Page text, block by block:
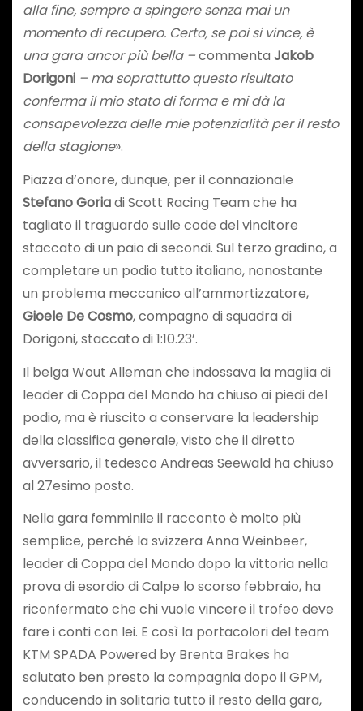
alla fine, sempre a spingere senza mai un
momento di recupero. Certo, se poi si vince, è
una gara ancor più bella –commenta Jakob
Dorigoni – ma soprattutto questo risultato
conferma il mio stato di forma e mi dà la
consapevolezza delle mie potenzialità per il resto
della stagione».
Piazza d’onore, dunque, per il connazionale
Stefano Goriadi Scott Racing Team che ha
tagliato il traguardo sulle code del vincitore
staccato di un paio di secondi. Sul terzo gradino, a
completare un podio tutto italiano, nonostante
un problema meccanico all’ammortizzatore,
Gioele De Cosmo, compagno di squadra di
Dorigoni, staccato di 1:10.23’.
Il belga Wout Alleman che indossava la maglia di
leader di Coppa del Mondo ha chiuso ai piedi del
podio, ma è riuscito a conservare la leadership
della classifica generale, visto che il diretto
avversario, il tedesco Andreas Seewald ha chiuso
al 27esimo posto.
Nella gara femminile il racconto è molto più
semplice, perché la svizzera Anna Weinbeer,
leader di Coppa del Mondo dopo la vittoria nella
prova di esordio di Calpe lo scorso febbraio, ha
riconfermato che chi vuole vincere il trofeo deve
fare i conti con lei. E così la portacolori del team
KTM SPADA Powered by Brenta Brakes ha
salutato ben presto la compagnia dopo il GPM,
conducendo in solitaria tutto il resto della gara,